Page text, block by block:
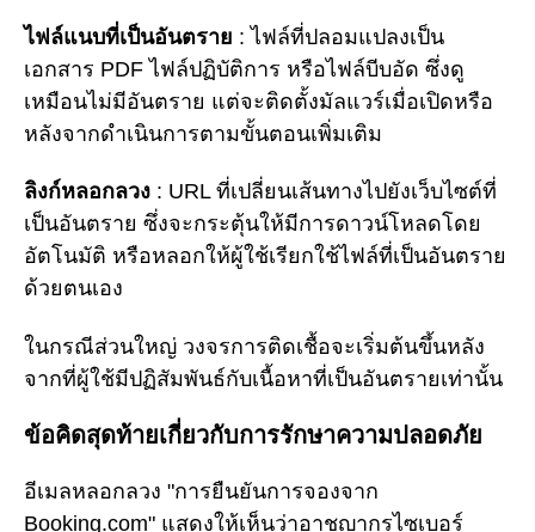
ไฟล์แนบที่เป็นอันตราย : ไฟล์ที่ปลอมแปลงเป็น
เอกสาร PDF ไฟล์ปฏิบัติการ หรือไฟล์บีบอัด ซึ่งดู
เหมือนไม่มีอันตราย แต่จะติดตั้งมัลแวร์เมื่อเปิดหรือ
หลังจากดำเนินการตามขั้นตอนเพิ่มเติม
ลิงก์หลอกลวง : URL ที่เปลี่ยนเส้นทางไปยังเว็บไซต์ที่
เป็นอันตราย ซึ่งจะกระตุ้นให้มีการดาวน์โหลดโดย
อัตโนมัติ หรือหลอกให้ผู้ใช้เรียกใช้ไฟล์ที่เป็นอันตราย
ด้วยตนเอง
ในกรณีส่วนใหญ่ วงจรการติดเชื้อจะเริ่มต้นขึ้นหลัง
จากที่ผู้ใช้มีปฏิสัมพันธ์กับเนื้อหาที่เป็นอันตรายเท่านั้น
ข้อคิดสุดท้ายเกี่ยวกับการรักษาความปลอดภัย
อีเมลหลอกลวง "การยืนยันการจองจาก
Booking.com" แสดงให้เห็นว่าอาชญากรไซเบอร์